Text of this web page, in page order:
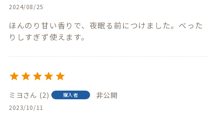
2024/08/25
ほんのり甘い香りで、夜眠る前につけました。べった
りしすぎず使えます。
ミヨ 2 購入者 非公開
2023/10/11